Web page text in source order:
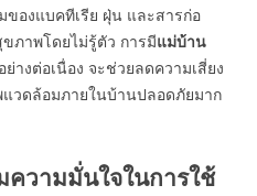
ของแบคทีเรีย ฝุ่น และสารก่อ
ภาพโดยไม่รู้ตัว การมีแม่บ้าน
างต่อเนื่อง จะช่วยลดความเสี่ยง
วดล้อมภายในบ้านปลอดภัยมาก
ความมั่นใจในการใช้